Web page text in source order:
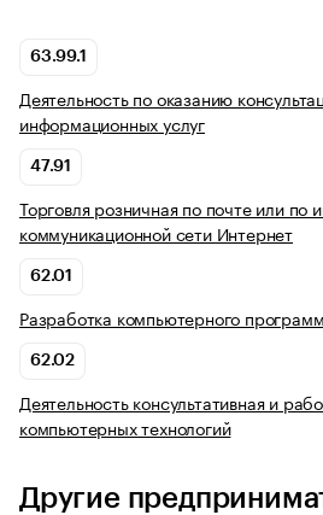
63.99.1
Деятельность по оказанию
информационных услуг
47.91
Торговля розничная по почте или по
коммуникационной сети Интернет
62.01
Разработка компьютерного
62.02
Деятельность консультативная и
компьютерных технологий
Другие